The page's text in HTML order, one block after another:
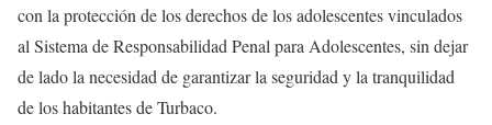
con la protección de los derechos de los adolescentes vinculados
al Sistema de Responsabilidad Penal para Adolescentes, sin dejar
de lado la necesidad de garantizar la seguridad y la tranquilidad
de los habitantes de Turbaco.